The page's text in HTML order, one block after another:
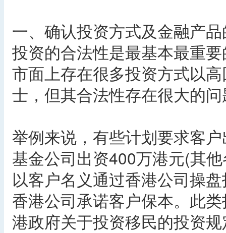
一、确认投资方式及金融产
投资的合法性是最基本最重
市面上存在很多投资方式以
士，但其合法性存在很大的
举例来说，有些计划要求客
基金公司出资400万港元(其
以客户名义通过香港公司操
香港公司承诺客户保本。此
港政府关于投资移民的投资